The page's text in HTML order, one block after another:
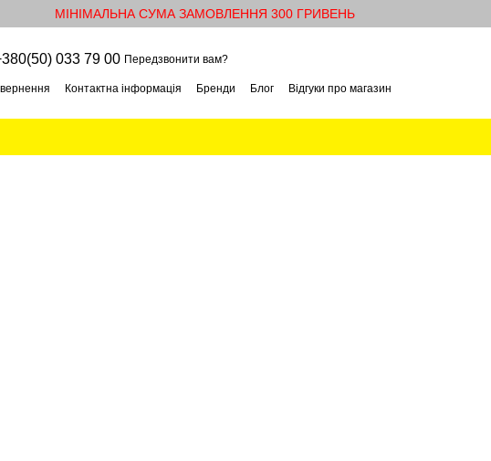
МІНІМАЛЬНА СУМА ЗАМОВЛЕННЯ 300 ГРИВЕНЬ
033 79 00 Передзвонити вам?
Контактна інформація Бренди Блог
Відгуки про магазин